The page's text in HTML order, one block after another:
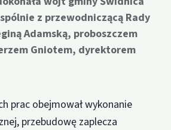
z przewodniczącą Rady
Adamską, proboszczem
Gniotem, dyrektorem
prac obejmował wykonanie
przebudowę zaplecza